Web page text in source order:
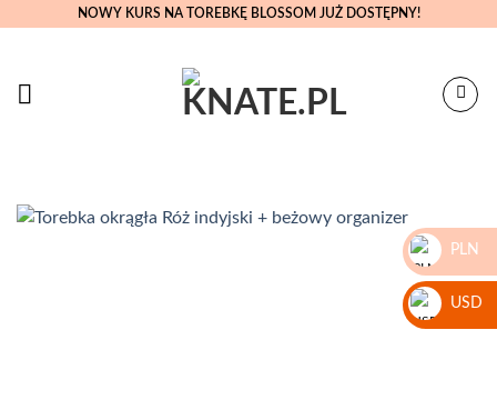
NOWY KURS NA TOREBKĘ BLOSSOM JUŻ DOSTĘPNY!
zł
PLN
USD